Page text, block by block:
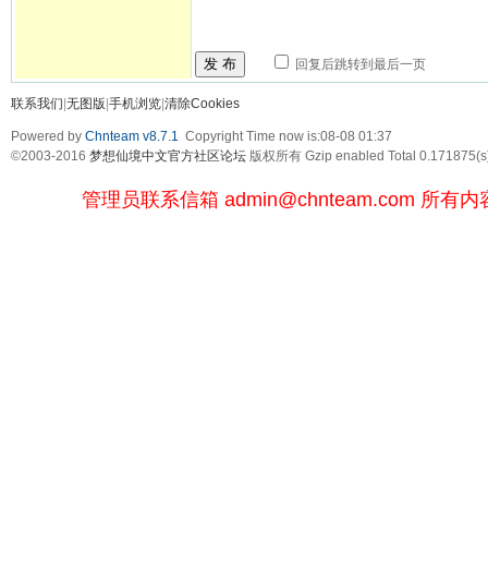
发 布 回复后跳转到最后一页
联系我们 无图版 手机浏览 清除Cookies
Powered by Chnteam v8.7.1 Copyright Time now is:08-08 01:37
©2003-2016 梦想仙境中文官方社区论坛 版权所有 Gzip enabled Total
管理员联系信箱 admin@chnteam.com 所有内